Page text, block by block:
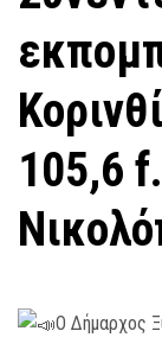
105,6
Ο Δήμαρχος